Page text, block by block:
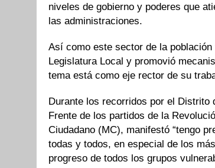
niveles de gobierno y poderes que
las administraciones.
Así como este sector de la
Legislatura Local y promovió
tema está como eje rector de su
Durante los recorridos por el Distrito
Frente de los partidos de la
Ciudadano (MC), manifestó “tengo
todas y todos, en especial de los
progreso de todos los grupos